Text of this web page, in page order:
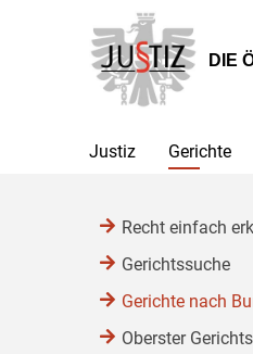
Hauptnavigation
[1]
Inhalt
[2]
Untermenü
[3]
DIE
Justiz Gerichte
Recht einfach
Gerichtssuche
Gerichte nach
Oberster